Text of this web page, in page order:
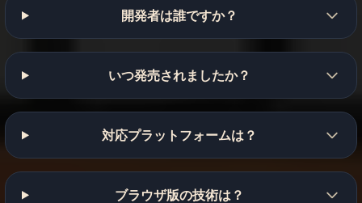
開発者は誰ですか？
いつ発売されましたか？
対応プラットフォームは？
ブラウザ版の技術は？